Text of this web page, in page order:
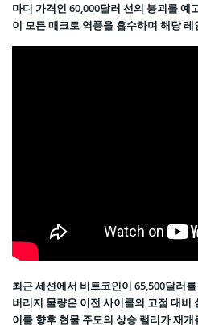
마디 가격인 60,000달러 선의 붕괴를
이 모든 매크로 역풍을 흡수하며 해당
최근 세션에서 비트코인이 65,500달러
버리지 물량은 이전 사이클의 고점 대
이를 향후 현물 주도의 상승 랠리가 재